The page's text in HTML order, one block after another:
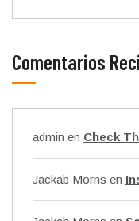
Comentarios
admin en Check
Jackab Morns en